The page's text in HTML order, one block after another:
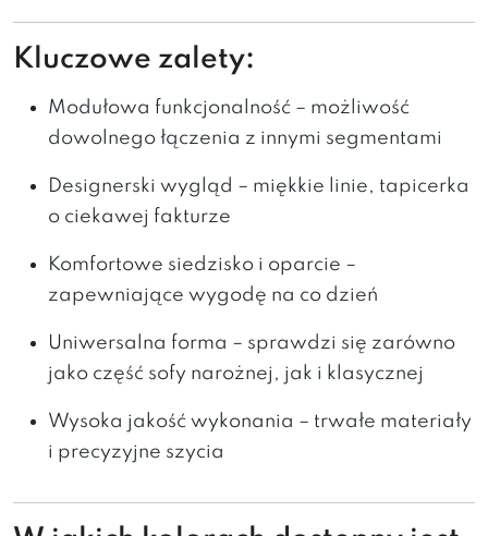
Kluczowe zalety:
Modułowa funkcjonalność – możliwość
dowolnego łączenia z innymi segmentami
Designerski wygląd – miękkie linie, tapicerka
o ciekawej fakturze
Komfortowe siedzisko i oparcie –
zapewniające wygodę na co dzień
Uniwersalna forma – sprawdzi się zarówno
jako część sofy narożnej, jak i klasycznej
Wysoka jakość wykonania – trwałe materiały
i precyzyjne szycia